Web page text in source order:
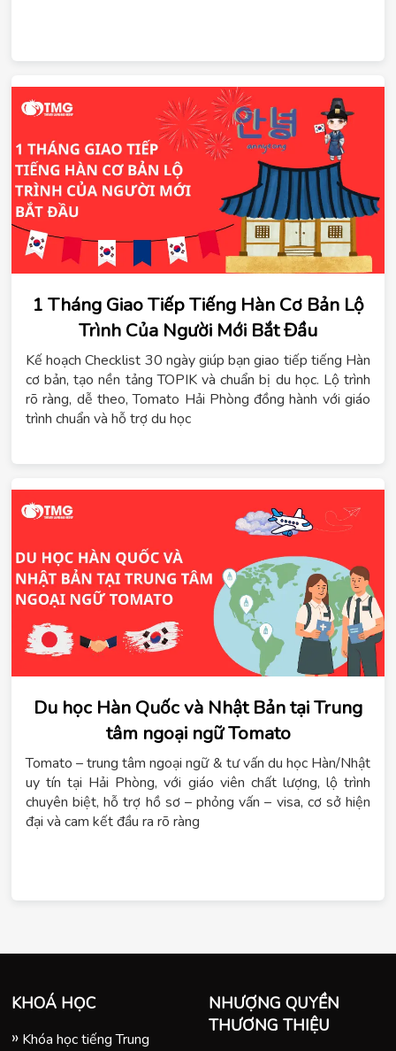
1 Tháng Giao Tiếp Tiếng Hàn Cơ Bản Lộ
Trình Của Người Mới Bắt Đầu
Kế hoạch Checklist 30 ngày giúp bạn giao tiếp tiếng Hàn
cơ bản, tạo nền tảng TOPIK và chuẩn bị du học. Lộ trình
rõ ràng, dễ theo, Tomato Hải Phòng đồng hành với giáo
trình chuẩn và hỗ trợ du học
Du học Hàn Quốc và Nhật Bản tại Trung
tâm ngoại ngữ Tomato
Tomato – trung tâm ngoại ngữ & tư vấn du học Hàn/Nhật
uy tín tại Hải Phòng, với giáo viên chất lượng, lộ trình
chuyên biệt, hỗ trợ hồ sơ – phỏng vấn – visa, cơ sở hiện
đại và cam kết đầu ra rõ ràng
KHOÁ HỌC
Khóa học tiếng Trung
NHƯỢNG QUYỀN
THƯƠNG THIỆU